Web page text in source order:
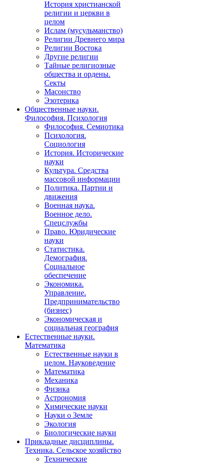
История христианской
религии и церкви в
целом
Ислам (мусульманство)
Религии Древнего мира
Религии Востока
Другие религии
Тайные религиозные
общества и ордены.
Секты
Масонство
Эзотерика
Общественные науки.
Философия. Психология
Философия. Семиотика
Психология.
Социология
История. Исторические
науки
Культура. Средства
массовой информации
Политика. Партии и
движения
Военная наука.
Военное дело.
Спецслужбы
Право. Юридические
науки
Статистика.
Демография.
Социальное
обеспечение
Экономика.
Управление.
Предпринимательство
(бизнес)
Экономическая и
социальная география
Естественные науки.
Математика
Естественные науки в
целом. Науковедение
Математика
Механика
Физика
Астрономия
Химические науки
Науки о Земле
Экология
Биологические науки
Прикладные дисциплины.
Техника. Сельское хозяйство
Технические